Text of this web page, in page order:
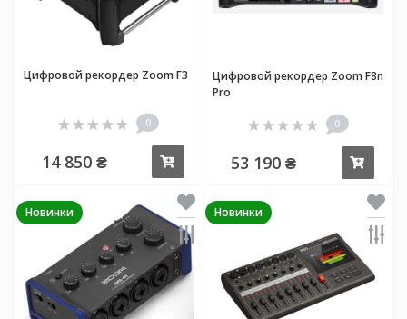
Цифровой рекордер Zoom F3
0
14 850 ₴
Цифровой рекордер Zoom F8n
Pro
0
53 190 ₴
Новинки Новинки